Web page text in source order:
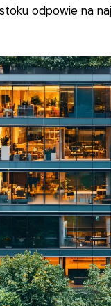
odpowie na